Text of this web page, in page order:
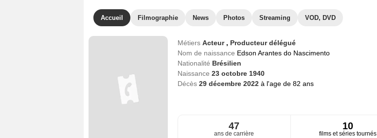
Accueil Filmographie News Photos Streaming VOD, DVD
Métiers Acteur , Producteur délégué
Nom de naissance Edson Arantes do Nascimento
Nationalité Brésilien
Naissance 23 octobre 1940
Décès 29 décembre 2022 à l'age de 82 ans
47
ans de carrière
10
films et séries tournés